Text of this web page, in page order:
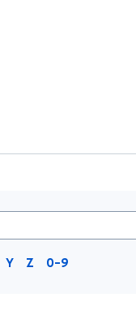
Y Z 0-9